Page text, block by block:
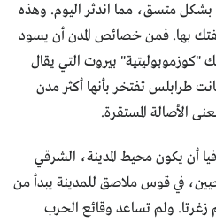
متسق، مما اندثر اليوم. وهذه
بها. فمن خصائص المدن أن يسود
"كوزموبوليتية" بيروت التي يقال
طرابلس تفتخر بأنها أكثر مدن
الأصالة المستقرة.
أن يكون محيط المدينة، الشرقي
في قوس ملاصق للمدينة يبدأ من
زغرتا. ولم تساعد وقائع الحرب